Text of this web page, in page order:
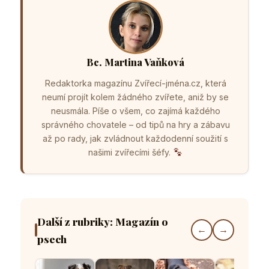
Bc. Martina Vaňková
Redaktorka magazínu Zvířecí-jména.cz, která
neumí projít kolem žádného zvířete, aniž by se
neusmála. Píše o všem, co zajímá každého
správného chovatele – od tipů na hry a zábavu
až po rady, jak zvládnout každodenní soužití s
našimi zvířecími šéfy.
Další z rubriky: Magazín o
psech
← →